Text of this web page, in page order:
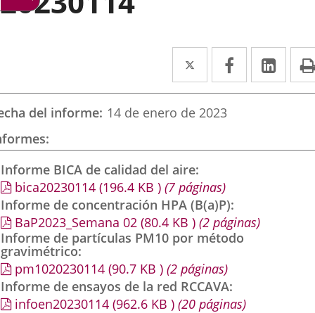
Twitter
Enlace
a
una
externa.
Facebook
Enlace
a
externa.
a
del informe 14 de enero de 2023
Informe BICA de calidad del aire
bica20230114 (196.4 KB ) (7 páginas)
Informe de concentración HPA (B(a)P)
BaP2023_Semana 02 (80.4 KB ) (2 páginas)
Informe de partículas PM10 por método
gravimétrico
pm1020230114 (90.7 KB ) (2 páginas)
Informe de ensayos de la red RCCAVA
infoen20230114 (962.6 KB ) (20 páginas)